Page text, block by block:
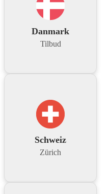
Danmark
Tilbud
Schweiz
Zürich